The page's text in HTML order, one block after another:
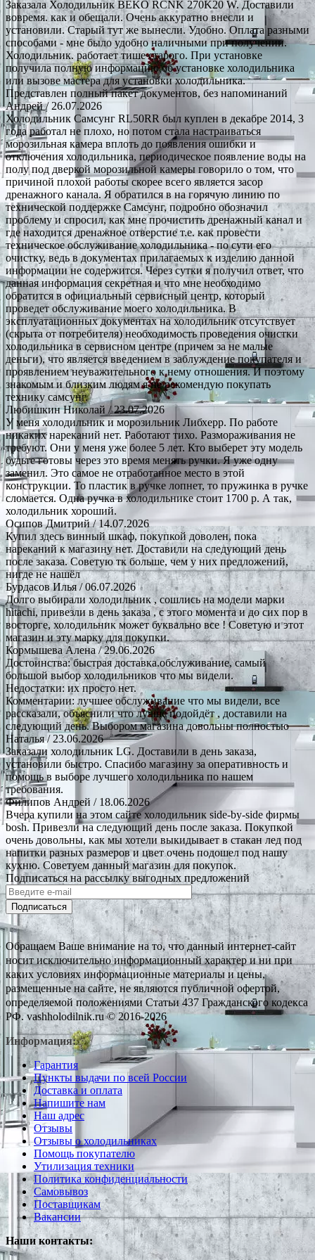
Заказала Холодильник BEKO RCNK 270K20 W. Доставили
вовремя. как и обещали. Очень аккуратно внесли и
установили. Старый тут же вынесли. Удобно. Оплата разными
способами - мне было удобно наличными при получении.
Холодильник. работает тише старого. При установке
получила полную информацию об установке холодильника
или вызове мастера для установки холодильника.
Представлен полный пакет документов, без напоминаний
Андрей/ 26.07.2026
Холодильник Самсунг RL50RR был куплен в декабре 2014, 3
года работал не плохо, но потом стала настраиваться
морозильная камера вплоть до появления ошибки и
отключения холодильника, периодическое появление воды на
полу под дверкой морозильной камеры говорило о том, что
причиной плохой работы скорее всего является засор
дренажного канала. Я обратился в на горячую линию по
технической поддержке Самсунг, подробно обозначил
проблему и спросил, как мне прочистить дренажный канал и
где находится дренажное отверстие т.е. как провести
техническое обслуживание холодильника - по сути его
очистку, ведь в документах прилагаемых к изделию данной
информации не содержится. Через сутки я получил ответ, что
данная информация секретная и что мне необходимо
обратится в официальный сервисный центр, который
проведет обслуживание моего холодильника. В
эксплуатационных документах на холодильник отсутствует
(скрыта от потребителя) необходимость проведения очистки
холодильника в сервисном центре (причем за не малые
деньги), что является введением в заблуждение покупателя и
проявлением неуважительного к нему отношения. И поэтому
знакомым и близким людям я не рекомендую покупать
технику самсунг.
Любишкин Николай / 23.07.2026
У меня холодильник и морозильник Либхерр. По работе
никаких нареканий нет. Работают тихо. Размораживания не
требуют. Они у меня уже более 5 лет. Кто выберет эту модель
будьте готовы через это время менять ручки. Я уже одну
заменил. Это самое не отработанное место в этой
конструкции. То пластик в ручке лопнет, то пружинка в ручке
сломается. Одна ручка в холодильнике стоит 1700 р. А так,
холодильник хороший.
Осипов Дмитрий/ 14.07.2026
Купил здесь винный шкаф, покупкой доволен, пока
нареканий к магазину нет. Доставили на следующий день
после заказа. Советую тк больше, чем у них предложений,
нигде не нашёл
Бурдасов Илья/ 06.07.2026
Долго выбирали холодильник , сошлись на модели марки
hitachi, привезли в день заказа , с этого момента и до сих пор в
восторге, холодильник может буквально все ! Советую и этот
магазин и эту марку для покупки.
Кормышева Алена/ 29.06.2026
Достоинства: быстрая доставка.обслуживание, самый
большой выбор холодильников что мы видели.
Недостатки: их просто нет.
Комментарии: лучшее обслуживание что мы видели, все
рассказали, объяснили что лучше подойдёт , доставили на
следующий день. Выбором магазина довольны полностью
Наталья/ 23.06.2026
Заказали холодильник LG. Доставили в день заказа,
установили быстро. Спасибо магазину за оперативность и
помощь в выборе лучшего холодильника по нашем
требования.
Филипов Андрей / 18.06.2026
Вчера купили на этом сайте холодильник side-by-side фирмы
bosh. Привезли на следующий день после заказа. Покупкой
очень довольны, как мы хотели выкидывает в стакан лед под
напитки разных размеров и цвет очень подошел под нашу
кухню. Советуем данный магазин для покупок.
Подписаться на рассылку выгодных предложений
Подписаться
Обращаем Ваше внимание на то, что данный интернет-сайт
носит исключительно информационный характер и ни при
каких условиях информационные материалы и цены,
размещенные на сайте, не являются публичной офертой,
определяемой положениями Статьи 437 Гражданского кодекса
РФ. vashholodilnik.ru © 2016-2026
Информация:
Гарантия
Пункты выдачи по всей России
Доставка и оплата
Напишите нам
Наш адрес
Отзывы
Отзывы о холодильниках
Помощь покупателю
Утилизация техники
Политика конфиденциальности
Самовывоз
Поставщикам
Вакансии
Наши контакты: